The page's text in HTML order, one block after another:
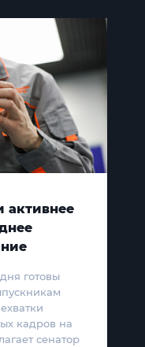
активнее
готовы
кадров на
сенатор